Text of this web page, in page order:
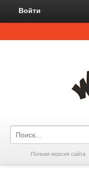
Войти
Полная версия сайта